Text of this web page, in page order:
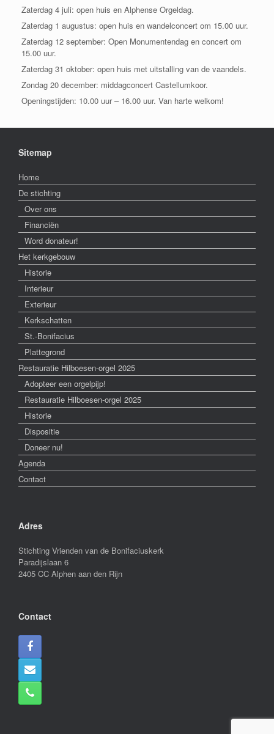
Zaterdag 4 juli: open huis en Alphense Orgeldag.
Zaterdag 1 augustus: open huis en wandelconcert om 15.00 uur.
Zaterdag 12 september: Open Monumentendag en concert om
15.00 uur.
Zaterdag 31 oktober: open huis met uitstalling van de vaandels.
Zondag 20 december: middagconcert Castellumkoor.
Openingstijden: 10.00 uur – 16.00 uur. Van harte welkom!
Sitemap
Home
De stichting
Over ons
Financiën
Word donateur!
Het kerkgebouw
Historie
Interieur
Exterieur
Kerkschatten
St.-Bonifacius
Plattegrond
Restauratie Hilboesen-orgel 2025
Adopteer een orgelpijp!
Restauratie Hilboesen-orgel 2025
Historie
Dispositie
Doneer nu!
Agenda
Contact
Adres
Stichting Vrienden van de Bonifaciuskerk
Paradijslaan 6
2405 CC Alphen aan den Rijn
Contact